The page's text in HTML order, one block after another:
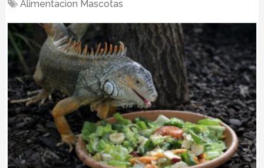
Alimentacion Mascotas